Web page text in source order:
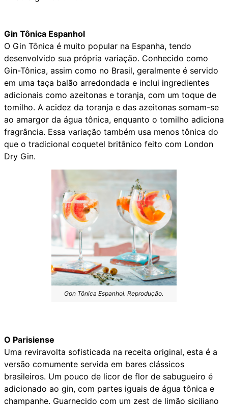
Gin Tônica Espanhol
O Gin Tônica é muito popular na Espanha, tendo
desenvolvido sua própria variação. Conhecido como
Gin-Tônica, assim como no Brasil, geralmente é servido
em uma taça balão arredondada e inclui ingredientes
adicionais como azeitonas e toranja, com um toque de
tomilho. A acidez da toranja e das azeitonas somam-se
ao amargor da água tônica, enquanto o tomilho adiciona
fragrância. Essa variação também usa menos tônica do
que o tradicional coquetel britânico feito com London
Dry Gin.
Gon Tônica Espanhol. Reprodução.
O Parisiense
Uma reviravolta sofisticada na receita original, esta é a
versão comumente servida em bares clássicos
brasileiros. Um pouco de licor de flor de sabugueiro é
adicionado ao gin, com partes iguais de água tônica e
champanhe. Guarnecido com um zest de limão siciliano